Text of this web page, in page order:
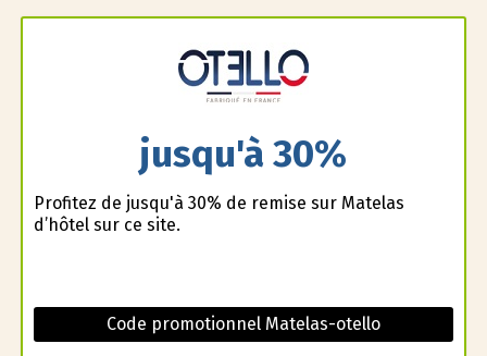
jusqu'à 30%
Profitez de jusqu'à 30% de remise sur Matelas
d’hôtel sur ce site.
Code promotionnel Matelas-otello